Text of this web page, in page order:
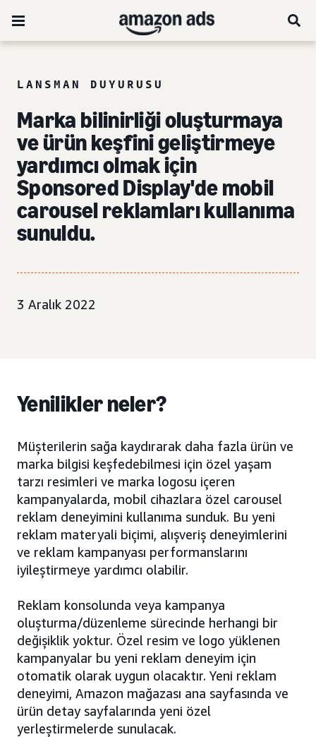
LANSMAN DUYURUSU
Marka bilinirliği oluşturmaya
ve ürün keşfini geliştirmeye
yardımcı olmak için
Sponsored Display'de mobil
carousel reklamları kullanıma
sunuldu.
3 Aralık 2022
Yenilikler neler?
Müşterilerin sağa kaydırarak daha fazla ürün ve
marka bilgisi keşfedebilmesi için özel yaşam
tarzı resimleri ve marka logosu içeren
kampanyalarda, mobil cihazlara özel carousel
reklam deneyimini kullanıma sunduk. Bu yeni
reklam materyali biçimi, alışveriş deneyimlerini
ve reklam kampanyası performanslarını
iyileştirmeye yardımcı olabilir.
Reklam konsolunda veya kampanya
oluşturma/düzenleme sürecinde herhangi bir
değişiklik yoktur. Özel resim ve logo yüklenen
kampanyalar bu yeni reklam deneyim için
otomatik olarak uygun olacaktır. Yeni reklam
deneyimi, Amazon mağazası ana sayfasında ve
ürün detay sayfalarında yeni özel
yerleştirmelerde sunulacak.